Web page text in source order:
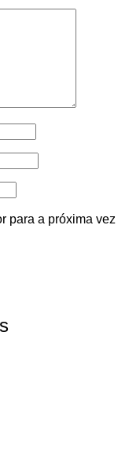
para a próxima vez